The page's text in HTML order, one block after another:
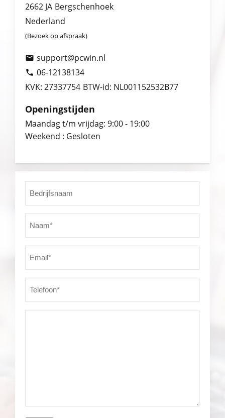
2662 JA Bergschenhoek
Nederland
(Bezoek op afspraak)
 support@pcwin.nl
 06-12138134
KVK: 27337754 BTW-id: NL001152532B77
Openingstijden
Maandag t/m vrijdag: 9:00 - 19:00
Weekend : Gesloten